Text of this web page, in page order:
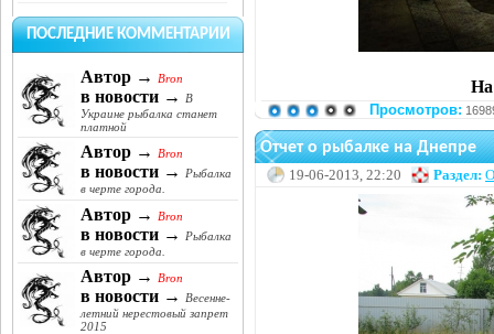
ПОСЛЕДНИЕ КОММЕНТАРИИ
Автор → Bron
в новости →
В
Украине рыбалка станет
платной
Автор → Bron
в новости →
Рыбалка
в черте города.
Автор → Bron
в новости →
Рыбалка
в черте города.
Автор → Bron
в новости →
Весенне-
летний нерестовый запрет
2015
На
Просмотров:
Отчет о рыбалке на Днепре
19-06-2013, 22:20 Раздел: